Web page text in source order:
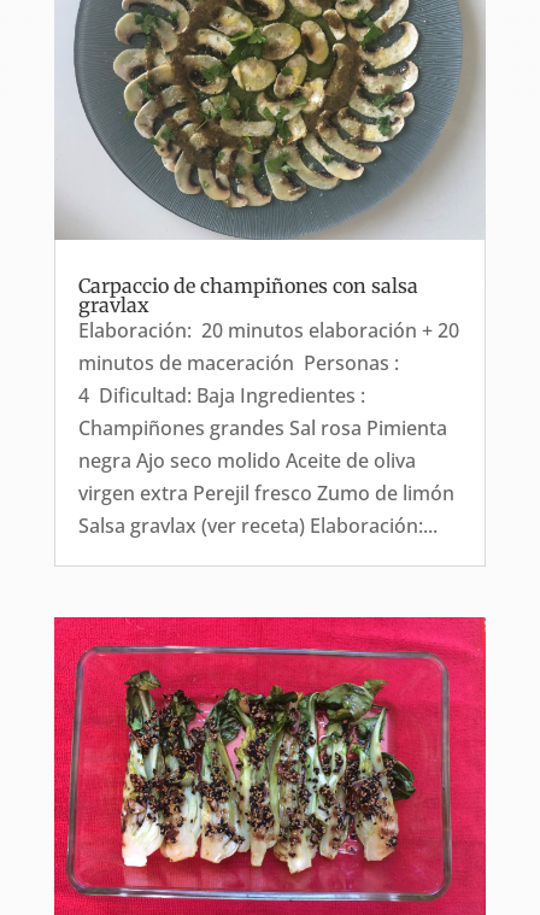
Carpaccio de champiñones con salsa
gravlax
Elaboración: 20 minutos elaboración + 20
minutos de maceración Personas :
4 Dificultad: Baja Ingredientes :
Champiñones grandes Sal rosa Pimienta
negra Ajo seco molido Aceite de oliva
virgen extra Perejil fresco Zumo de limón
Salsa gravlax (ver receta) Elaboración:...